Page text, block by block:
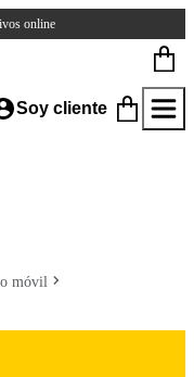
online
Soy cliente
móvil